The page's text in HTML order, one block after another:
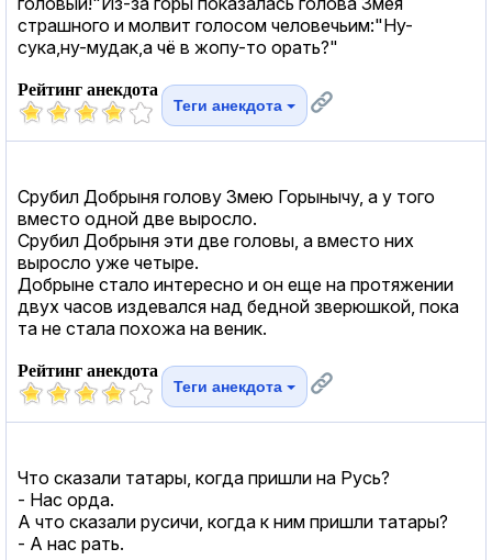
страшного и молвит голосом человечьим:"Ну-
сука,ну-мудак,а чё в жопу-то орать?"
Рейтинг анекдота
Теги анекдота
Срубил Добрыня голову Змею Горынычу, а у того
вместо одной две выросло.
Срубил Добрыня эти две головы, а вместо них
выросло уже четыре.
Добрыне стало интересно и он еще на протяжении
двух часов издевался над бедной зверюшкой, пока
та не стала похожа на веник.
Рейтинг анекдота
Теги анекдота
Что сказали татары, когда пришли на Русь?
- Нас орда.
А что сказали русичи, когда к ним пришли татары?
- А нас рать.